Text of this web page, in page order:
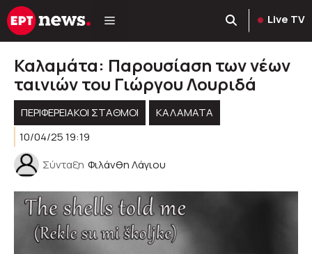
Μετάβαση
σε
Live TV
Καλαμάτα: Παρουσίαση των νέων
ταινιών του Γιώργου Λουριδά
ΠΕΡΙΦΕΡΕΙΑΚΟΊ ΣΤΑΘΜΟΊ
ΚΑΛΑΜΑΤΑ
10/04/25 19:19
Σύνταξη Φιλάνθη Λάγιου